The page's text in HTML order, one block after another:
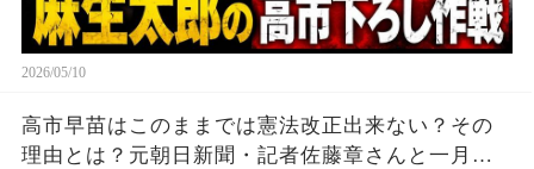
2026/05/10
高市早苗はこのままでは憲法改正出来ない？その
理由とは？元朝日新聞・記者佐藤章さんと一月万